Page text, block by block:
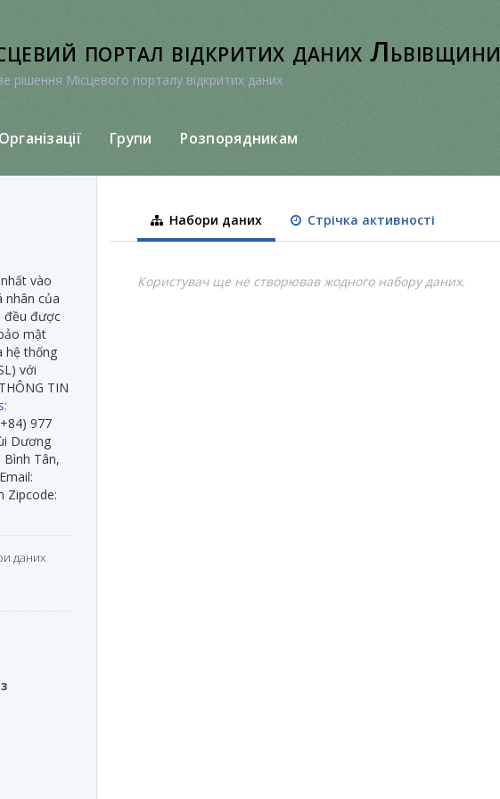
портал відкритих даних Львівщини
рішення Місцевого порталу відкритих даних
Організації Групи Розпорядникам
vào
nhân của
đều được
mật
hệ thống
với
TIN
977
Dương
Tân,
Zipcode:
даних
Набори даних Стрічка активності
Користувач ще не створював жодного набору даних.